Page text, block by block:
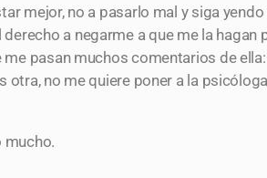
mejor, no a pasarlo mal y siga
a negarme a que me la
pasan muchos comentarios de
no me quiere poner a la
mucho.